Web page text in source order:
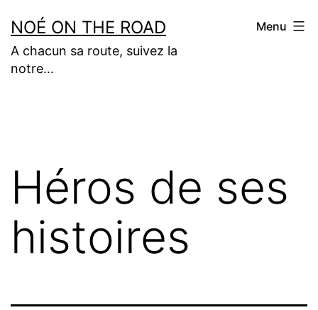
au
contenu
NOÉ ON THE ROAD
A chacun sa route, suivez la
notre…
Menu
Héros de ses
histoires